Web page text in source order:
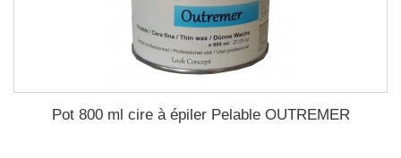
Pot 800 ml cire à épiler Pelable OUTREMER